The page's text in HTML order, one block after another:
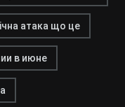
атака що це
в июне